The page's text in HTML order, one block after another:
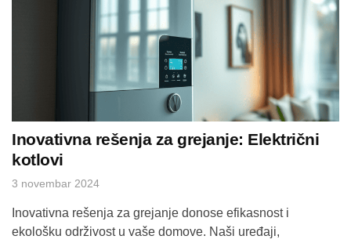
Inovativna rešenja za grejanje: Električni
kotlovi
3 novembar 2024
Inovativna rešenja za grejanje donose efikasnost i
ekološku održivost u vaše domove. Naši uređaji,